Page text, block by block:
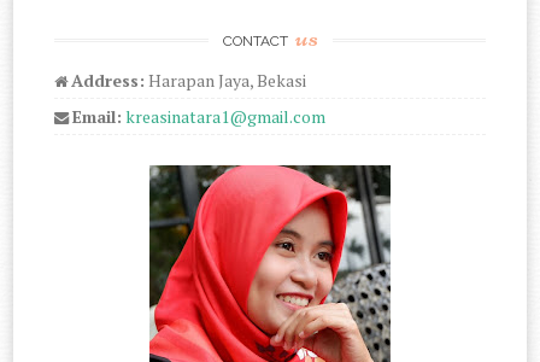
CONTACT us
Address: Harapan Jaya, Bekasi
Email: kreasinatara1@gmail.com